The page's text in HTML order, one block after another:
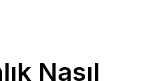
Nasıl